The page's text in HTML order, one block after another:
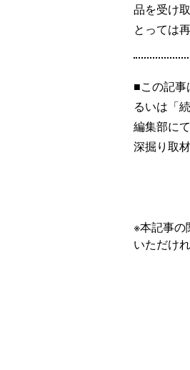
品を受け
とっては
■この記
るいは「
編集部に
深掘り取
※本記事の
いただけ